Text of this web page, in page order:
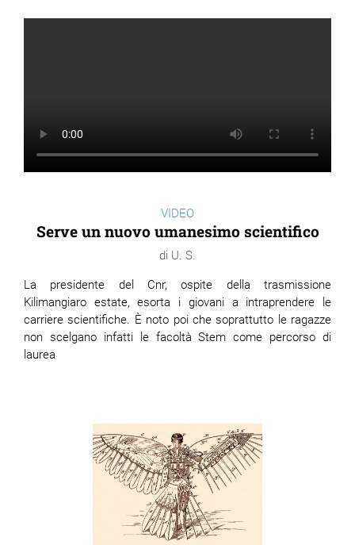
VIDEO
Serve un nuovo umanesimo scientifico
U. S.
La presidente del Cnr, ospite della trasmissione
Kilimangiaro estate, esorta i giovani a intraprendere le
carriere scientifiche. È noto poi che soprattutto le ragazze
non scelgano infatti le facoltà Stem come percorso di
laurea